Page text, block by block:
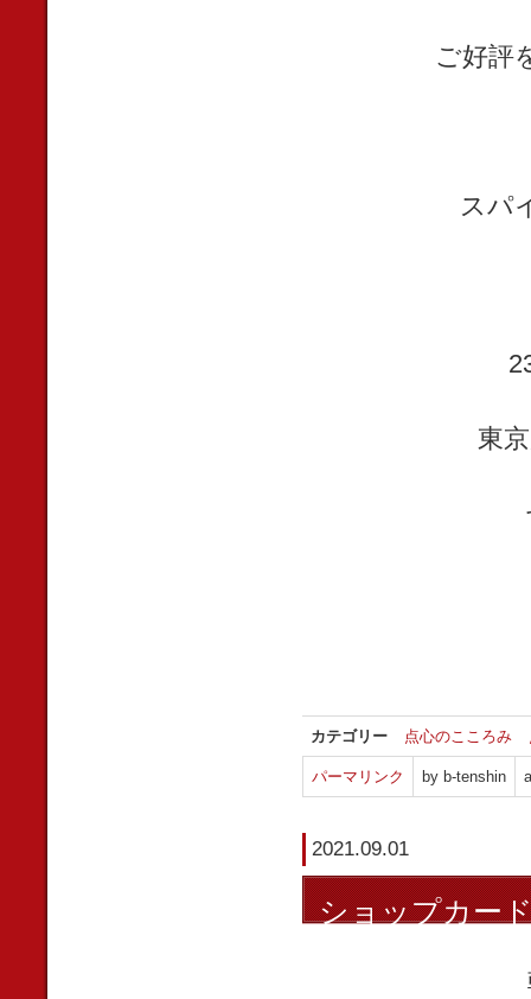
ご好評
スパ
東
カテゴリー 点心のこころみ
パーマリンク by b-tenshin
2021.09.01
ショップカー